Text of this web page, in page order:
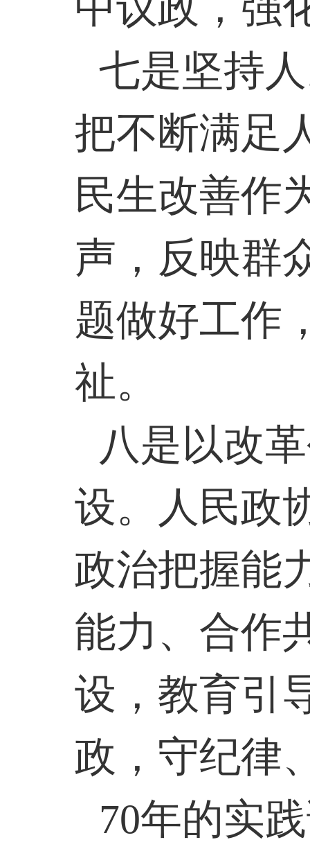
七是坚持
把不断满足
民生改善作
声，反映群
题做好工作
祉。
八是以改
设。人民政
政治把握能
能力、合作
设，教育引
政，守纪律
70年的实